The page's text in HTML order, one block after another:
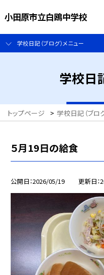
小田原市立白鴎中学校
学校日記（ブログ）メニュー
学校日
トップページ > 学校日記（ブログ
５月19日の給食
公開日 2026/05/19 更新日